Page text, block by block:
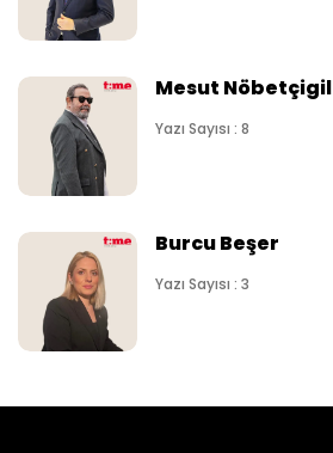
Mesut Nöbetçigil
Yazı Sayısı : 8
Burcu Beşer
Yazı Sayısı : 3